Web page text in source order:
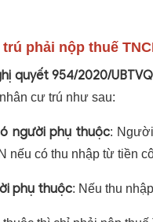
phải nộp thuế
quyết 954/2020/
cư trú như sau:
người phụ thuộc:
nếu có thu nhập từ tiền
phụ thuộc: Nếu thu